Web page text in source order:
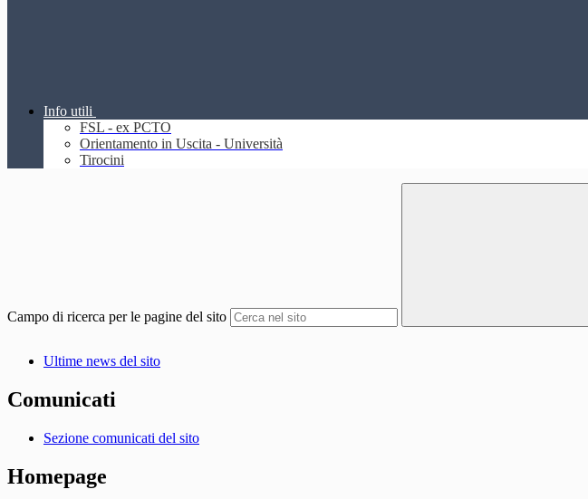
Info utili
FSL - ex PCTO
Orientamento in Uscita - Università
Tirocini
Campo di ricerca per le pagine del sito
Ultime news del sito
Comunicati
Sezione comunicati del sito
Homepage